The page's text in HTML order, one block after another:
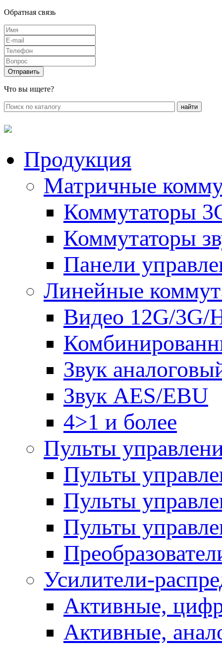
Обратная связь
Что вы ищете?
Продукция
Матричные
Коммутаторы
Коммутаторы
Панели
Линейные
Видео 12G/3G/
Звук
Звук AES/EBU
4>1 и более
Пульты
Пульты
Пульты
Пульты
Усилители-
Активные,
Активные,